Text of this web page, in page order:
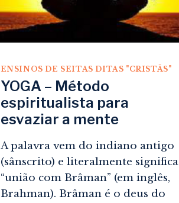
ENSINOS DE SEITAS DITAS "CRISTÃS"
YOGA – Método
espiritualista para
esvaziar a mente
A palavra vem do indiano antigo
(sânscrito) e literalmente significa
“união com Brâman” (em inglês,
Brahman). Brâman é o deus do